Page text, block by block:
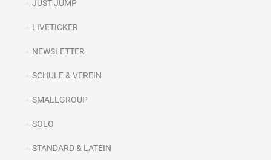
JUST JUMP
LIVETICKER
NEWSLETTER
SCHULE & VEREIN
SMALLGROUP
SOLO
STANDARD & LATEIN